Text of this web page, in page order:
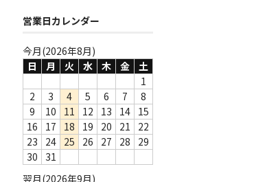
営業日カレンダー
今月(2026年8月)
日
月 火 水 木 金
土
1
2
3 4 5 6 7
8
9
10 11 12 13 14 15
16
17 18 19 20 21
22
23
24 25 26 27 28
29
30
31
翌月(2026年9月)